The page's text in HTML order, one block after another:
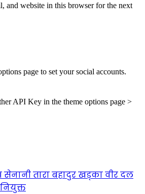
and website in this browser for the next
page to set your social accounts.
API Key in the theme options page >
सेनानी तारा बहादुर खड्का वीर दल